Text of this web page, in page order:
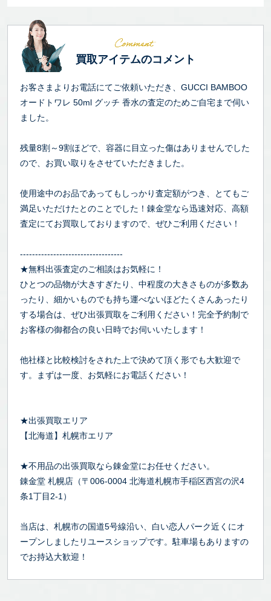
買取アイテムのコメント
お客さまよりお電話にてご依頼いただき、GUCCI BAMBOO
オードトワレ 50ml グッチ 香水の査定のためご自宅まで伺い
ました。
残量8割～9割ほどで、容器に目立った傷はありませんでした
ので、お買い取りをさせていただきました。
使用途中のお品であってもしっかり査定額がつき、とてもご
満足いただけたとのことでした！錬金堂なら迅速対応、高額
査定にてお買取しておりますので、ぜひご利用ください！
----------------------------------
★無料出張査定のご相談はお気軽に！
ひとつの品物が大きすぎたり、中程度の大きさものが多数あ
ったり、細かいものでも持ち運べないほどたくさんあったり
する場合は、ぜひ出張買取をご利用ください！完全予約制で
お客様の御都合の良い日時でお伺いいたします！
他社様と比較検討をされた上で決めて頂く形でも大歓迎で
す。まずは一度、お気軽にお電話ください！
★出張買取エリア
【北海道】札幌市エリア
★不用品の出張買取なら錬金堂にお任せください。
錬金堂 札幌店（〒006-0004 北海道札幌市手稲区西宮の沢4
条1丁目2-1）
当店は、札幌市の国道5号線沿い、白い恋人パーク近くにオ
ープンしましたリユースショップです。駐車場もありますの
でお持込大歓迎！